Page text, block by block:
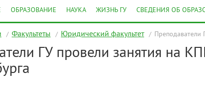
ОБРАЗОВАНИЕ НАУКА ЖИЗНЬ ГУ СВЕДЕНИЯ ОБ
Факультеты Юридический факультет Преподаватели
ГУ провели занятия на